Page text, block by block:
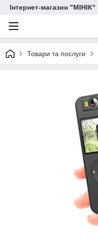
Інтернет-магазин "МІНІК"
Товари та послуги